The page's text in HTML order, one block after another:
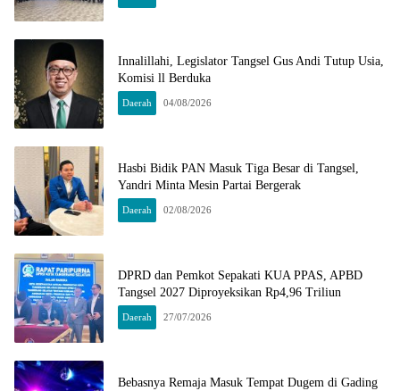
Innalillahi, Legislator Tangsel Gus Andi Tutup Usia,
Komisi ll Berduka
Daerah 04/08/2026
Hasbi Bidik PAN Masuk Tiga Besar di Tangsel,
Yandri Minta Mesin Partai Bergerak
Daerah 02/08/2026
DPRD dan Pemkot Sepakati KUA PPAS, APBD
Tangsel 2027 Diproyeksikan Rp4,96 Triliun
Daerah 27/07/2026
Bebasnya Remaja Masuk Tempat Dugem di Gading